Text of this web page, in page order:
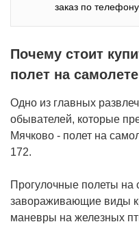
заказ по телефону
Почему стоит
полет на
Одно из главных
обывателей, которые
Мячково - полет на
172.
Прогулочные полеты на
завораживающие виды
маневры на железных